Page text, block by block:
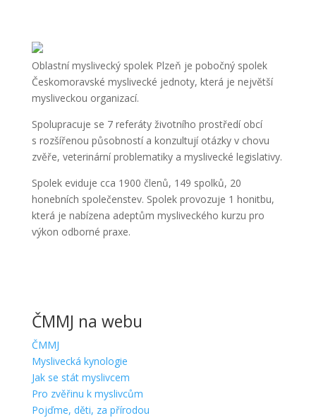
Oblastní myslivecký spolek Plzeň je pobočný spolek
Českomoravské myslivecké jednoty, která je největší
mysliveckou organizací.
Spolupracuje se 7 referáty životního prostředí obcí
s rozšířenou působností a konzultují otázky v chovu
zvěře, veterinární problematiky a myslivecké legislativy.
Spolek eviduje cca 1900 členů, 149 spolků, 20
honebních společenstev. Spolek provozuje 1 honitbu,
která je nabízena adeptům mysliveckého kurzu pro
výkon odborné praxe.
ČMMJ na webu
ČMMJ
Myslivecká kynologie
Jak se stát myslivcem
Pro zvěřinu k myslivcům
Pojďme, děti, za přírodou